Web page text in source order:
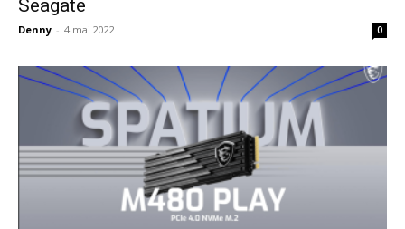
Seagate
Denny - 4 mai 2022 0